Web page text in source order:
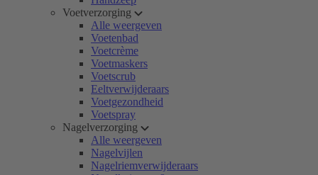
Voetverzorging
Alle weergeven
Voetenbad
Voetcrème
Voetmaskers
Voetscrub
Eeltverwijderaars
Voetgezondheid
Voetspray
Nagelverzorging
Alle weergeven
Nagelvijlen
Nagelriemverwijderaars